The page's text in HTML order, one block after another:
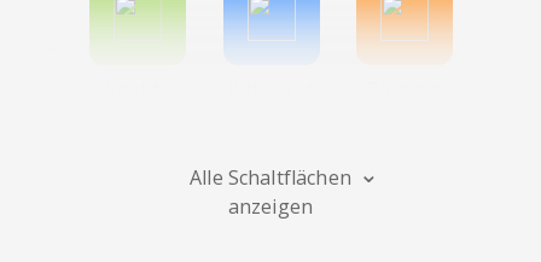
Alle Schaltflächen
anzeigen